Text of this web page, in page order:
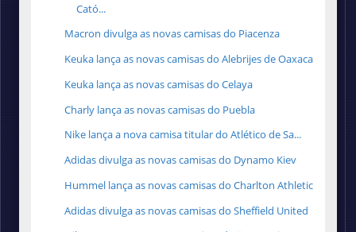
Cató...
Macron divulga as novas camisas do Piacenza
Keuka lança as novas camisas do Alebrijes de Oaxaca
Keuka lança as novas camisas do Celaya
Charly lança as novas camisas do Puebla
Nike lança a nova camisa titular do Atlético de Sa...
Adidas divulga as novas camisas do Dynamo Kiev
Hummel lança as novas camisas do Charlton Athletic
Adidas divulga as novas camisas do Sheffield United